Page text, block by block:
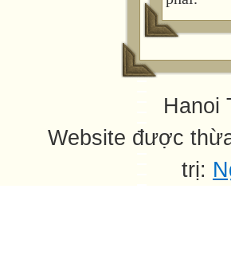
Hanoi
Website được
trị: